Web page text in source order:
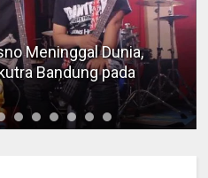
Meninggal Dunia,
Bandung pada